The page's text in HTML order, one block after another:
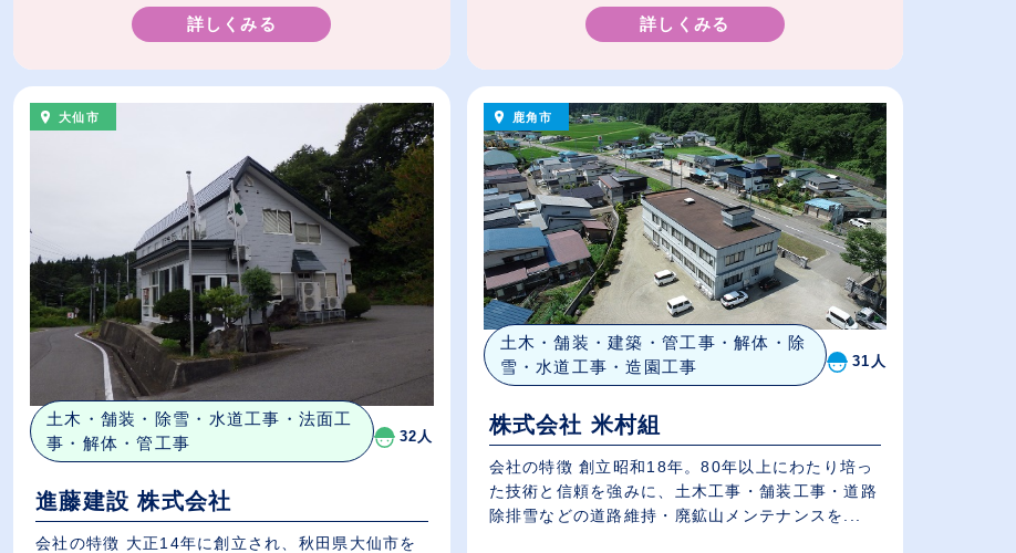
詳しくみる 詳しくみる
大仙市
土木・舗装・除雪・水道工事・法面工
事・解体・管工事
32人
進藤建設 株式会社
会社の特徴 大正14年に創立され、秋田県大仙市を
鹿角市
土木・舗装・建築・管工事・解体・除
雪・水道工事・造園工事
31人
株式会社 米村組
会社の特徴 創立昭和18年。80年以上にわたり培っ
た技術と信頼を強みに、土木工事・舗装工事・道路
除排雪などの道路維持・廃鉱山メンテナンスを...